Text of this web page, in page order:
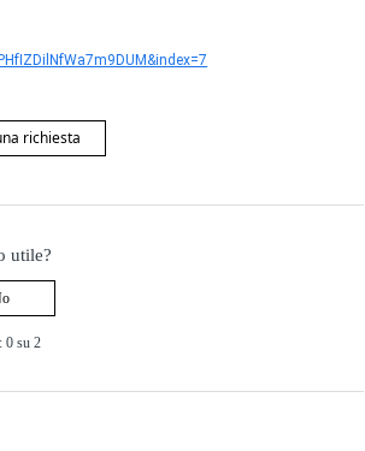
richiesta
utile?
0 su 2